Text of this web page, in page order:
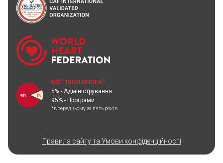
БФ "ТВОЯ ОПОРА"
5% - Адміністрування
95% - Програми
*в середньому за п'ять років
Правила сайту та Умови конфіденційності